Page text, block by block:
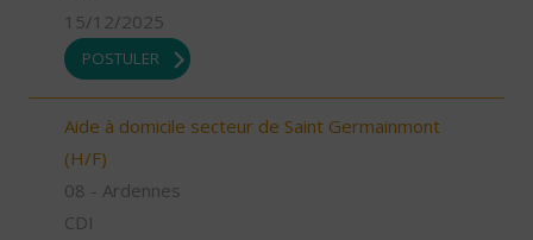
15/12/2025
POSTULER
Aide à domicile secteur de Saint Germainmont
(H/F)
08 - Ardennes
CDI